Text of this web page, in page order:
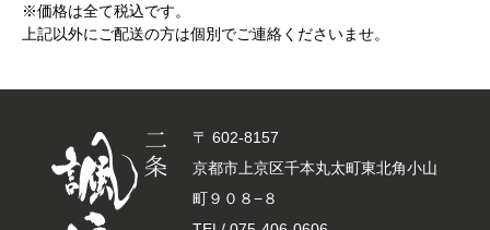
※価格は全て税込です。
上記以外にご配送の方は個別でご連絡くださいませ。
〒 602-8157
京都市上京区千本丸太町東北角小山
町９０８−８